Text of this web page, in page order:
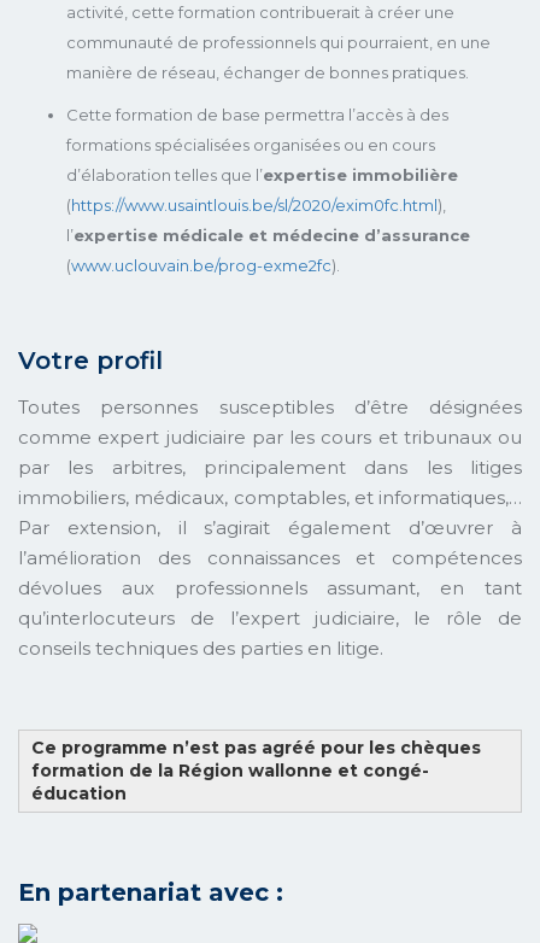
activité, cette formation contribuerait à créer une
communauté de professionnels qui pourraient, en une
manière de réseau, échanger de bonnes pratiques.
Cette formation de base permettra l’accès à des
formations spécialisées organisées ou en cours
d’élaboration telles que l’expertise immobilière
(https://www.usaintlouis.be/sl/2020/exim0fc.html),
l’expertise médicale et médecine d’assurance
(www.uclouvain.be/prog-exme2fc).
Votre profil
Toutes personnes susceptibles d’être désignées
comme expert judiciaire par les cours et tribunaux ou
par les arbitres, principalement dans les litiges
immobiliers, médicaux, comptables, et informatiques,…
Par extension, il s’agirait également d’œuvrer à
l’amélioration des connaissances et compétences
dévolues aux professionnels assumant, en tant
qu’interlocuteurs de l’expert judiciaire, le rôle de
conseils techniques des parties en litige.
Ce programme n’est pas agréé pour les chèques
formation de la Région wallonne et congé-
éducation
En partenariat avec :